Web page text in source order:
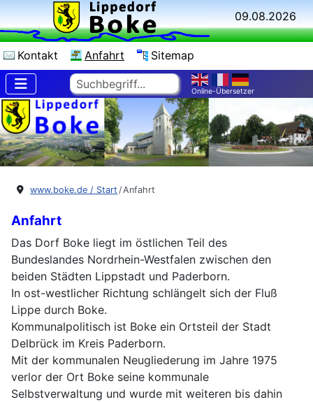
Suchen
Online-Übersetzer
Kontakt Anfahrt Sitemap
09.08.2026
www.boke.de / Start Anfahrt
Anfahrt
Das Dorf Boke liegt im östlichen Teil des
Bundeslandes Nordrhein-Westfalen zwischen den
beiden Städten Lippstadt und Paderborn.
In ost-westlicher Richtung schlängelt sich der Fluß
Lippe durch Boke.
Kommunalpolitisch ist Boke ein Ortsteil der Stadt
Delbrück im Kreis Paderborn.
Mit der kommunalen Neugliederung im Jahre 1975
verlor der Ort Boke seine kommunale
Selbstverwaltung und wurde mit weiteren bis dahin